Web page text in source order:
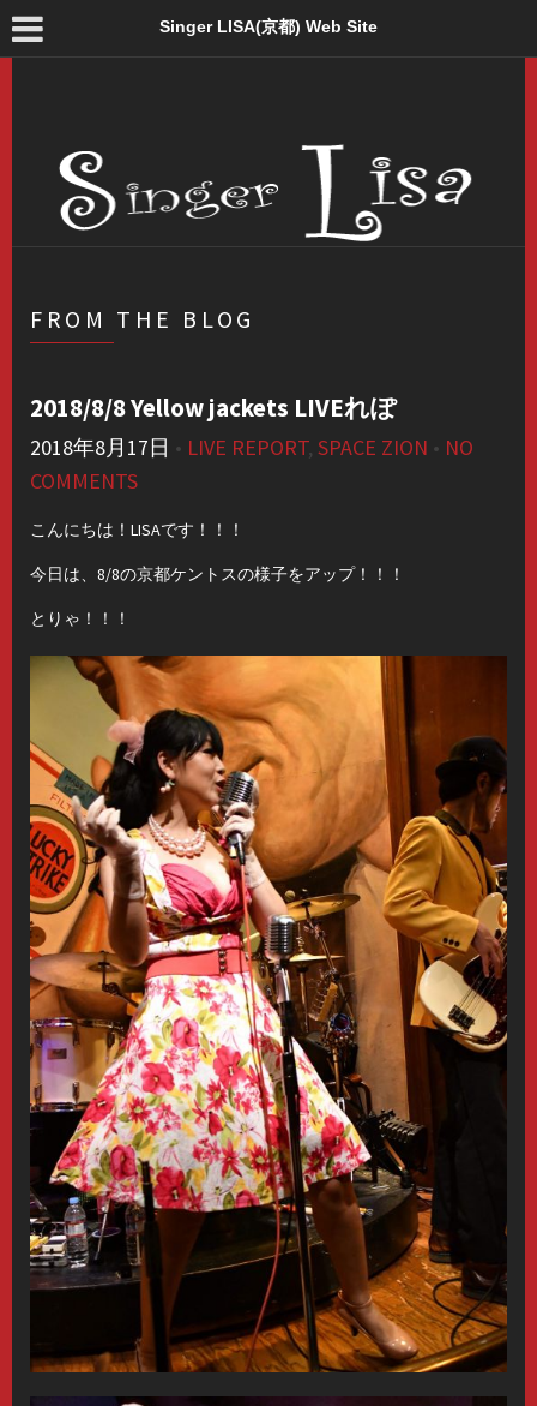
Singer LISA(京都) Web Site
FROM THE BLOG
2018/8/8 Yellow jackets LIVEれぽ
2018年8月17日 • LIVE REPORT, SPACE ZION • NO
COMMENTS
こんにちは！LISAです！！！
今日は、8/8の京都ケントスの様子をアップ！！！
とりゃ！！！